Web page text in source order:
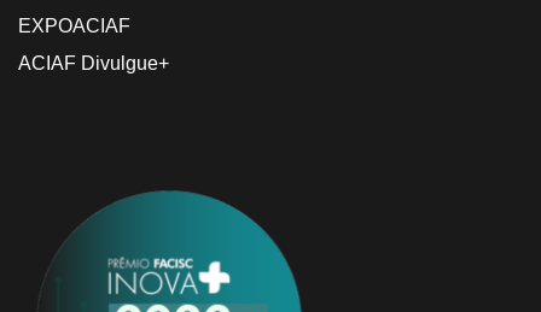
EXPOACIAF
ACIAF Divulgue+